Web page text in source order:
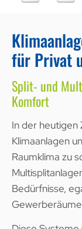
für Privat
Split- und
Komfort
In der heutigen
Klimaanlagen
Raumklima zu
Bedürfnisse,